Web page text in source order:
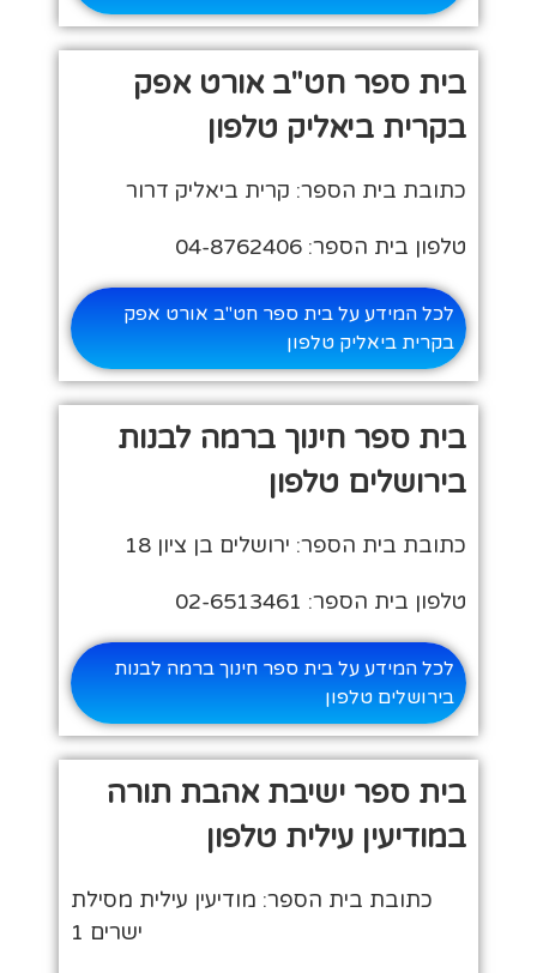
בית ספר חט"ב אורט אפק
בקרית ביאליק טלפון
כתובת בית הספר: קרית ביאליק דרור
טלפון בית הספר: 04-8762406
לכל המידע על בית ספר חט"ב אורט אפק
בקרית ביאליק טלפון
בית ספר חינוך ברמה לבנות
בירושלים טלפון
כתובת בית הספר: ירושלים בן ציון 18
טלפון בית הספר: 02-6513461
לכל המידע על בית ספר חינוך ברמה לבנות
בירושלים טלפון
בית ספר ישיבת אהבת תורה
במודיעין עילית טלפון
כתובת בית הספר: מודיעין עילית מסילת
ישרים 1